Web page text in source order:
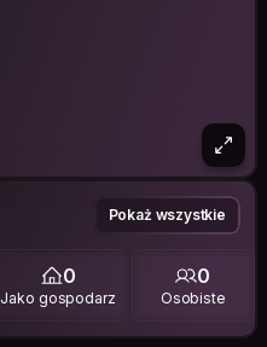
Pokaż wszystkie
0
Jako gospodarz
0
Osobiste